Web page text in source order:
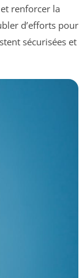
renforcer la
d’efforts pour
sécurisées et